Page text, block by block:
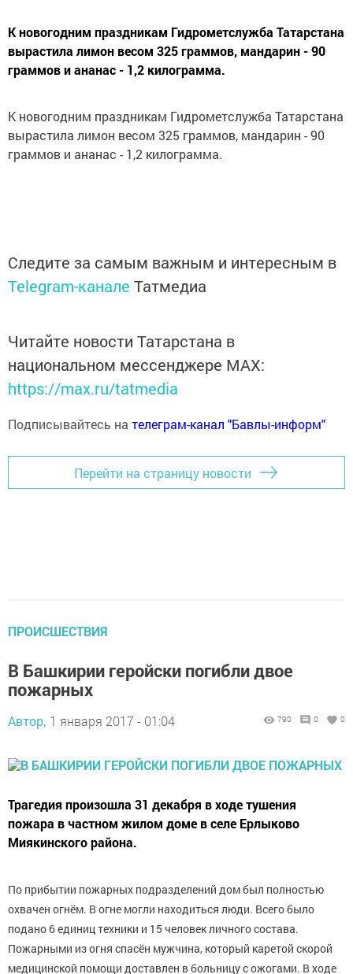
К новогодним праздникам Гидрометслужба Татарстана
вырастила лимон весом 325 граммов, мандарин - 90
граммов и ананас - 1,2 килограмма.
К новогодним праздникам Гидрометслужба Татарстана
вырастила лимон весом 325 граммов, мандарин - 90
граммов и ананас - 1,2 килограмма.
Следите за самым важным и интересным в
Telegram-канале Татмедиа
Читайте новости Татарстана в
национальном мессенджере MАХ:
https://max.ru/tatmedia
Подписывайтесь на телеграм-канал "Бавлы-информ"
Перейти на страницу новости
ПРОИСШЕСТВИЯ
В Башкирии геройски погибли двое
пожарных
Автор, 1 января 2017 - 01:04 790 0 0
Трагедия произошла 31 декабря в ходе тушения
пожара в частном жилом доме в селе Ерлыково
Миякинского района.
По прибытии пожарных подразделений дом был полностью
охвачен огнём. В огне могли находиться люди. Всего было
подано 6 единиц техники и 15 человек личного состава.
Пожарными из огня спасён мужчина, который каретой скорой
медицинской помощи доставлен в больницу с ожогами. В ходе